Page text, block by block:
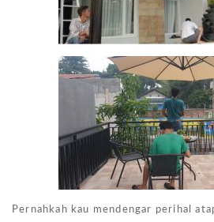
Pernahkah kau mendengar perihal